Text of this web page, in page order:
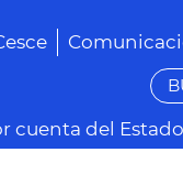
cuenta del Estado